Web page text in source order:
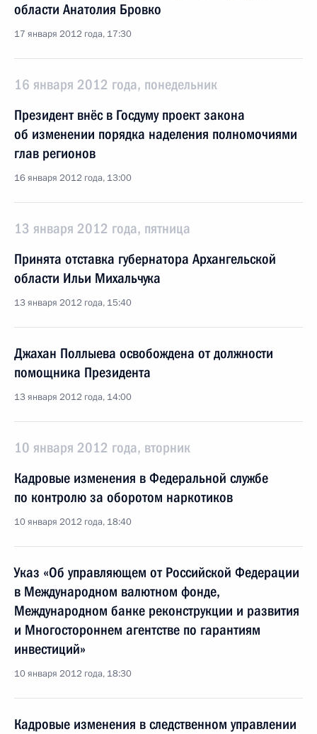
области Анатолия Бровко
17 января 2012 года, 17:30
16 января 2012 года, понедельник
Президент внёс в Госдуму проект закона
об изменении порядка наделения полномочиями
глав регионов
16 января 2012 года, 13:00
13 января 2012 года, пятница
Принята отставка губернатора Архангельской
области Ильи Михальчука
13 января 2012 года, 15:40
Джахан Поллыева освобождена от должности
помощника Президента
13 января 2012 года, 14:00
10 января 2012 года, вторник
Кадровые изменения в Федеральной службе
по контролю за оборотом наркотиков
10 января 2012 года, 18:40
Указ «Об управляющем от Российской Федерации
в Международном валютном фонде,
Международном банке реконструкции и развития
и Многостороннем агентстве по гарантиям
инвестиций»
10 января 2012 года, 18:30
Кадровые изменения в следственном управлении